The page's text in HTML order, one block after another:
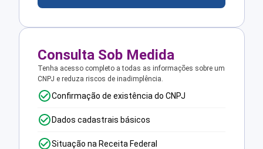
Consulta Sob Medida
Tenha acesso completo a todas as informações sobre um
CNPJ e reduza riscos de inadimplência.
Confirmação de existência do CNPJ
Dados cadastrais básicos
Situação na Receita Federal